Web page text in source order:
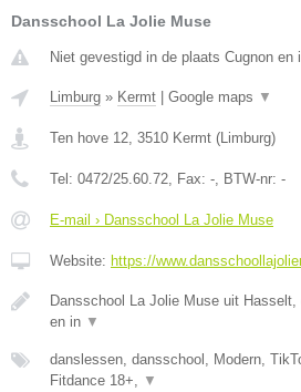
Dansschool La Jolie Muse
Niet gevestigd in de plaats Cugnon en
Limburg » Kermt Google maps ▼
Ten hove 12 3510 Kermt ( Limburg)
Tel: 0472/25.60.72 , Fax: - , BTW-nr: -
E-mail › Dansschool La Jolie Muse
Website: https://
Dansschool La Jolie Muse uit
en in ▼
danslessen, dansschool, Modern,
Fitdance 18+,
▼